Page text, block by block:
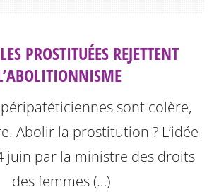
PROSTITUÉES REJETTENT
péripatéticiennes sont colère,
Abolir la prostitution ? L’idée
juin par la ministre des droits
des femmes (…)